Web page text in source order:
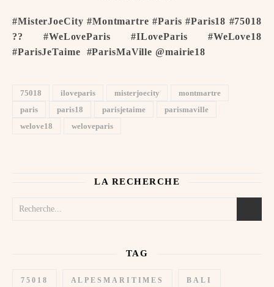
#MisterJoeCity #Montmartre #Paris #Paris18 #75018
?? #WeLoveParis #ILoveParis #WeLove18
#ParisJeTaime ️ #ParisMaVille @mairie18
75018 iloveparis misterjoecity
montmartre
paris
paris18 parisjetaime
parismaville
welove18
weloveparis
LA RECHERCHE
TAG
75018 ALPESMARITIMES BALI